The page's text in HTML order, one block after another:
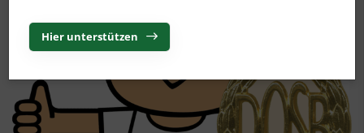
Hier unterstützen